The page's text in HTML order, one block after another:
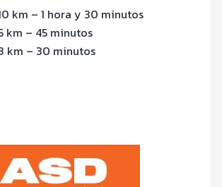
km – 1 hora y 30 minutos
km – 45 minutos
km – 30 minutos